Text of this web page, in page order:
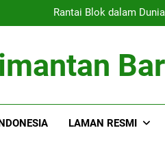
Rantai Blok dalam
Membangun
Rantai Blok dalam
Membangun
LAMAN RESMI